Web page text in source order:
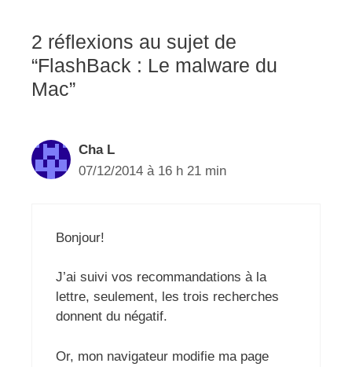
2 réflexions au sujet de
“FlashBack : Le malware du
Mac”
Cha L
07/12/2014 à 16 h 21 min
Bonjour!
J’ai suivi vos recommandations à la
lettre, seulement, les trois recherches
donnent du négatif.
Or, mon navigateur modifie ma page